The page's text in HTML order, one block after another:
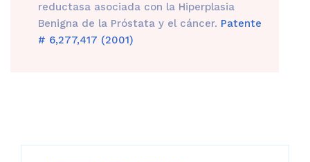
reductasa asociada con la Hiperplasia
Benigna de la Próstata y el cáncer. Patente
# 6,277,417 (2001)